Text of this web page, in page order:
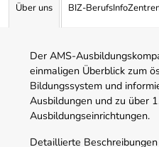
Über uns BIZ-
Der AMS-
einmaligen Überblick zum
Bildungssystem und
Ausbildungen und zu über
Ausbildungseinrichtungen.
Detaillierte